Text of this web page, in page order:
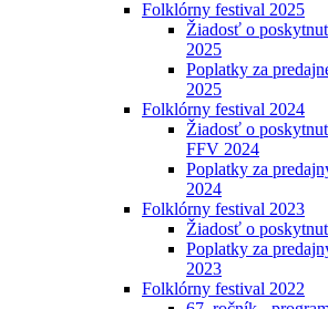
Folklórny festival 2025
Žiadosť o
2025
Poplatky za
2025
Folklórny festival 2024
Žiadosť o
FFV 2024
Poplatky za
2024
Folklórny festival 2023
Žiadosť o
Poplatky za
2023
Folklórny festival 2022